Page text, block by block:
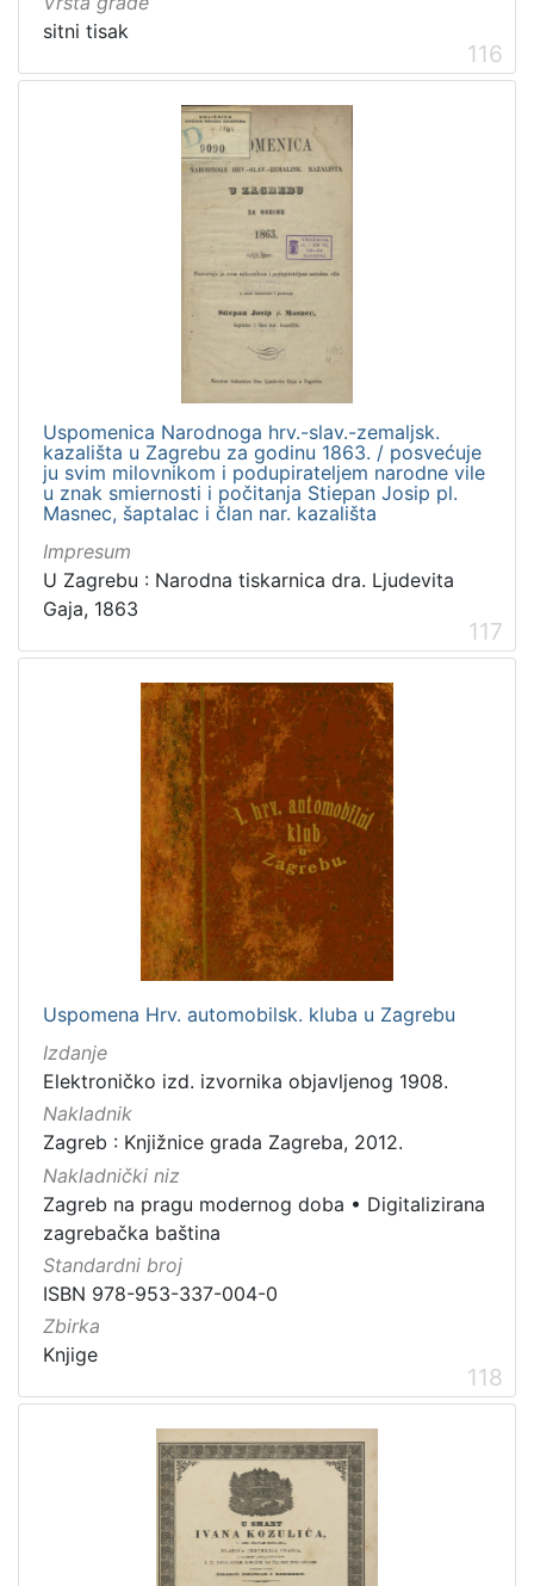
sitni tisak
116
Uspomenica Narodnoga hrv.-slav.-zemaljsk.
kazališta u Zagrebu za godinu 1863. / posvećuje
ju svim milovnikom i podupirateljem narodne vile
u znak smiernosti i počitanja Stiepan Josip pl.
Masnec, šaptalac i član nar. kazališta
Impresum
U Zagrebu : Narodna tiskarnica dra. Ljudevita
Gaja, 1863
117
Uspomena Hrv. automobilsk. kluba u Zagrebu
Izdanje
Elektroničko izd. izvornika objavljenog 1908.
Nakladnik
Zagreb : Knjižnice grada Zagreba, 2012.
Nakladnički niz
Zagreb na pragu modernog doba • Digitalizirana
zagrebačka baština
Standardni broj
ISBN 978-953-337-004-0
Zbirka
Knjige
118